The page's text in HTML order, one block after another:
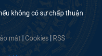
không có sự chấp thuận
mật Cookies RSS